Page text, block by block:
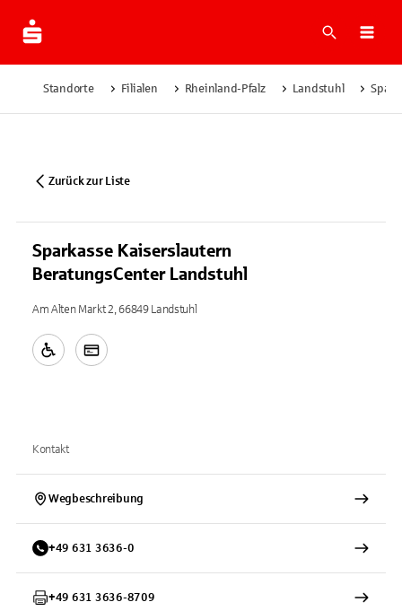
Suche
Standorte Filialen Rheinland-Pfalz Landstuhl
Zurück zur Liste
Sparkasse Kaiserslautern
BeratungsCenter Landstuhl
Am Alten Markt 2, 66849 Landstuhl
Kontakt
Wegbeschreibung
+49 631 3636-0
+49 631 3636-8709